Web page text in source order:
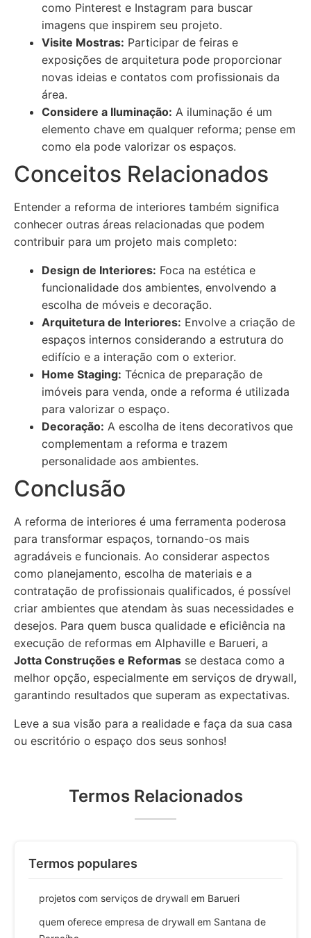
como Pinterest e Instagram para buscar
imagens que inspirem seu projeto.
Visite Mostras: Participar de feiras e
exposições de arquitetura pode proporcionar
novas ideias e contatos com profissionais da
área.
Considere a Iluminação: A iluminação é um
elemento chave em qualquer reforma; pense em
como ela pode valorizar os espaços.
Conceitos Relacionados
Entender a reforma de interiores também significa
conhecer outras áreas relacionadas que podem
contribuir para um projeto mais completo:
Design de Interiores: Foca na estética e
funcionalidade dos ambientes, envolvendo a
escolha de móveis e decoração.
Arquitetura de Interiores: Envolve a criação de
espaços internos considerando a estrutura do
edifício e a interação com o exterior.
Home Staging: Técnica de preparação de
imóveis para venda, onde a reforma é utilizada
para valorizar o espaço.
Decoração: A escolha de itens decorativos que
complementam a reforma e trazem
personalidade aos ambientes.
Conclusão
A reforma de interiores é uma ferramenta poderosa
para transformar espaços, tornando-os mais
agradáveis e funcionais. Ao considerar aspectos
como planejamento, escolha de materiais e a
contratação de profissionais qualificados, é possível
criar ambientes que atendam às suas necessidades e
desejos. Para quem busca qualidade e eficiência na
execução de reformas em Alphaville e Barueri, a
Jotta Construções e Reformas se destaca como a
melhor opção, especialmente em serviços de drywall,
garantindo resultados que superam as expectativas.
Leve a sua visão para a realidade e faça da sua casa
ou escritório o espaço dos seus sonhos!
Termos Relacionados
Termos populares
projetos com serviços de drywall em Barueri
quem oferece empresa de drywall em Santana de